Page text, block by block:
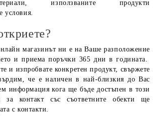
използваните продукти
условия.
магазинът ни е на Ваше разположение
и приема поръчки 365 дни в годината.
и изпробвате конкретен продукт, свържете
че е наличен в най-близкия до Вас
информация кога ще бъде достъпен в този
за контакт със съответните обекти ще
с контакти.